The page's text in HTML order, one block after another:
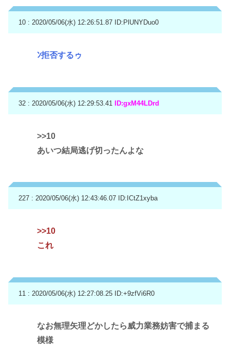
10 : 2020/05/06(水) 12:26:51.87 ID:PlUNYDuo0
ﾝ拒否するゥ
32 : 2020/05/06(水) 12:29:53.41 ID:gxM44LDrd
>>10
あいつ結局逃げ切ったんよな
227 : 2020/05/06(水) 12:43:46.07 ID:ICtZ1xyba
>>10
これ
11 : 2020/05/06(水) 12:27:08.25 ID:+9zfVi6R0
なお無理矢理どかしたら威力業務妨害で捕まる
模様